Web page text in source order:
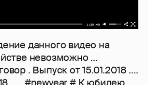
данного видео на
невозможно ...
. Выпуск от 15.01.2018 ....
..... #newyear # К юбилею